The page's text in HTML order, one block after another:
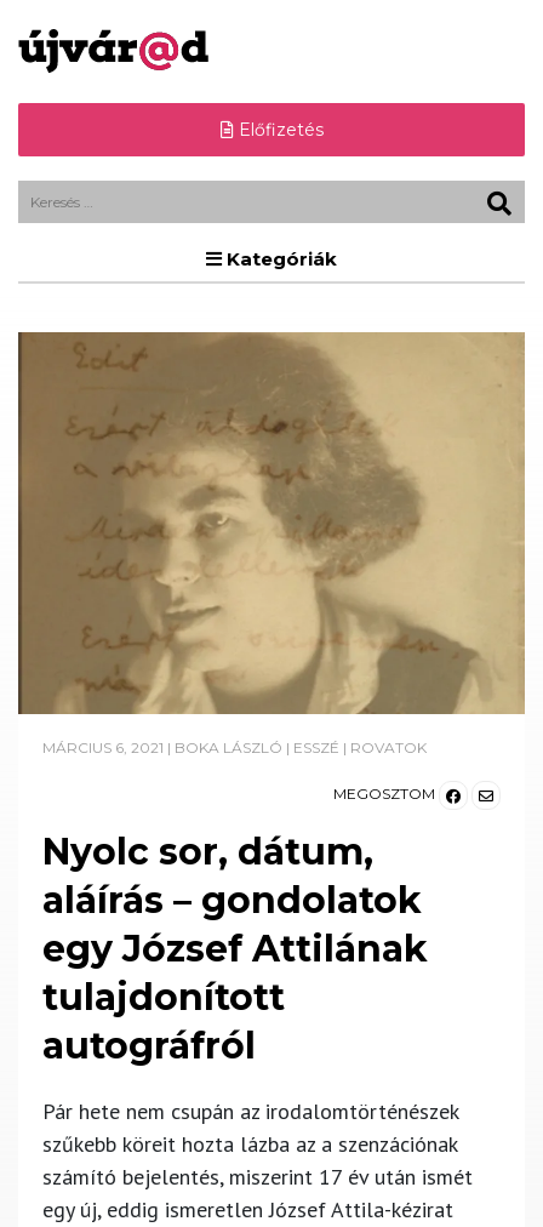
Előfizetés
Kategóriák
MÁRCIUS 6, 2021 | BOKA LÁSZLÓ | ESSZÉ | ROVATOK
MEGOSZTOM
Nyolc sor, dátum,
aláírás – gondolatok
egy József Attilának
tulajdonított
autográfról
Pár hete nem csupán az irodalomtörténészek
szűkebb köreit hozta lázba az a szenzációnak
számító bejelentés, miszerint 17 év után ismét
egy új, eddig ismeretlen József Attila-kézirat